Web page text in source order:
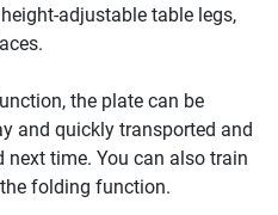
adjustable table legs,
the plate can be
and quickly transported and
next time. You can also train
folding function.